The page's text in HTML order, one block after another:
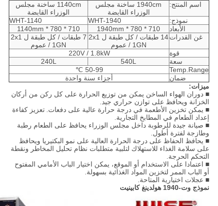
اسم المنتج:
1940cm ساخنة مجلس
الوزراء القابضة
1140cm ساخنة مجلس
الوزراء القابضة
نموذج:
WHT-1940
WHT-1140
الأبعاد
710 * 780 * 1940mm
710 * 780 * 1140mm
غن القدرات
14 طبقات / كل طبقة ل 2x1
/ 1GN عموم
7 طبقات / كل طبقة ل 2x1
/ 1GN عموم
قوة
220V / 1.8kW
سعة
540L
240L
Temp.Range
50-99 ℃
ضمان
أجزاء سنة واحدة
ميزات:
■ دوران الهواء الساخن يمكن من توزيع الحرارة على كل ركن من أركان
الخزانة ويحافظ على توازن حراري جيد.
■ يمكن تخزين الأطعمة في درجة حرارة عالية على دفعات. تعزيز كفاءة
إعداد الطعام في المطابخ التجارية.
■ صيانة جيدة للرطوبة داخل مجلس الوزراء يحافظ على الطعام رطبة
وطازجة لفترة أطول.
■ يحافظ الحفاظ على درجة الحرارة العالية على نمو البكتيريا ويحافظ
على سلامة الغذاء للاستهلاك لتلبية متطلبات نظام تحليل المخاطر ونقطة
التحكم الحرجة.
■ اعتمادا على الاستخدام أو الموقع، يمكن اختيار الباب الأمامي المفتوح
أو الباب الممر لتخزين المواد الغذائية بسهولة.
■ عجلات اختيارية المتاحة.
نموذج وت-1940 هولدينغ كابينيت